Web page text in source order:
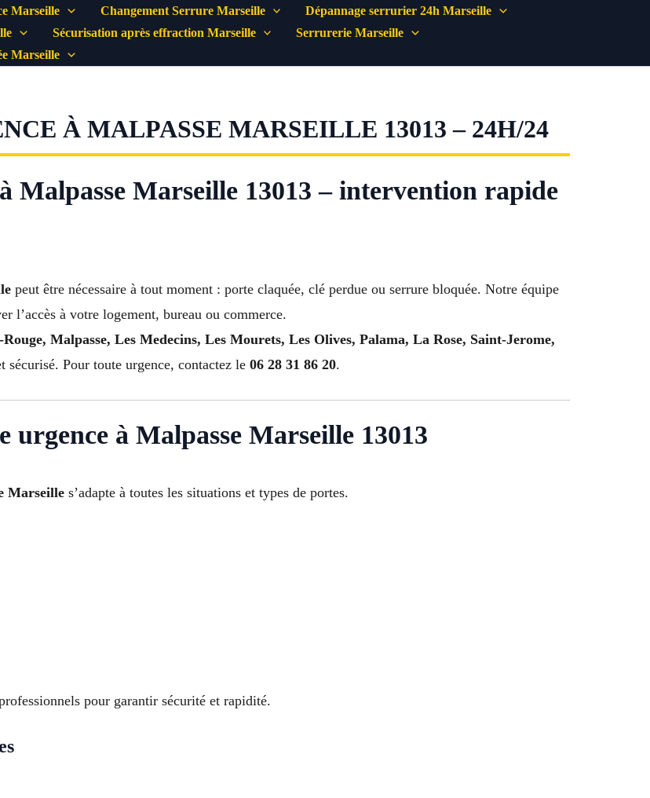
Marseille Changement Serrure Marseille
Dépannage serrurier 24h Marseille
Sécurisation après effraction Marseille
Serrurerie Marseille
Marseille
À MALPASSE MARSEILLE 13013 – 24H/24
Malpasse Marseille 13013 – intervention rapide
peut être nécessaire à tout moment : porte claquée, clé perdue ou serrure bloquée. Notre équipe
l’accès à votre logement, bureau ou commerce.
Malpasse, Les Medecins, Les Mourets, Les Olives, Palama, La Rose, Saint-Jerome,
sécurisé. Pour toute urgence, contactez le 06 28 31 86 20.
urgence à Malpasse Marseille 13013
Marseille s’adapte à toutes les situations et types de portes.
pour garantir sécurité et rapidité.